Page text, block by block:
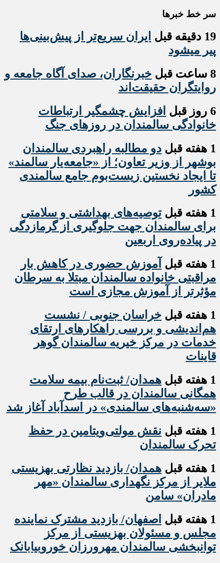
سر خط خبرها
19 دقیقه قبل
ایران سریع‌تر از پیش‌بینی‌ها
پیر میشود
8 ساعت قبل
خبرنگاران، صدای آگاه جامعه و
روایتگران حقیقت‌اند
6 روز قبل
افزایش چشمگیر ارتباطات
خانوادگی سالمندان در روزهای جنگ
1 هفته قبل
دو مطالبه راهبردی سالمندان
بوشهر از وزیر تعاون؛ از «جامعه‌یار سالمند»
تا ایجاد نخستین زیست‌بوم جامع سالمندی
کشور
1 هفته قبل
️توصیه‌های بهداشتی و سلامتی
برای سالمندان جهت جلوگیری از گرمازدگی
در پیاده‌روی اربعین
1 هفته قبل
آموزش حضوری در کاهش بار
مراقبتی خانواده سالمندان مبتلا به سرطان
مؤثرتر از آموزش مجازی است
1 هفته قبل
خراسان جنوبی / نشست
هم‌اندیشی و بررسی راهکارهای ارتقای
خدمات در مرکز خیریه سالمندان گوهر
قاینات
1 هفته قبل
همدان/ ثبت‌نام بیمه سلامت
همگانی سالمندان در قالب طرح
«سه‌شنبه‌های سالمندی» در اسدآباد آغاز شد
1 هفته قبل
نقش مولتی‌ویتامین در حفظ
تحرک سالمندان
1 هفته قبل
همدان/ بازدید نظارتی بهزیستی
ملایر از مرکز نگهداری سالمندان «مهر
مادران» سامن
1 هفته قبل
اصفهان/ بازدید مشترک نماینده
مجلس و مسئولان بهزیستی از مرکز
توانبخشی سالمندان مهرورزان خوروبیابانک